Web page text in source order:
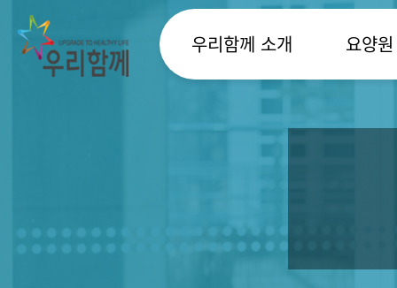
우리함께 소개 요양원